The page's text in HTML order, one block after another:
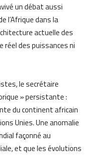
un débat aussi
l’Afrique dans la
actuelle des
réel des puissances ni
le secrétaire
» persistante :
du continent africain
Unies. Une anomalie
façonné au
et que les évolutions